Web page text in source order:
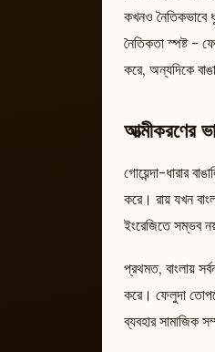
কখনও নৈতিকভাবে
নৈতিকতা স্পষ্ট -
করে, অন্যদিকে
আত্মীকরণের
গোয়েন্দা-ধারার
করে। রায় যখন
ইংরেজিতে সম্ভব
প্রথমত, বাংলায়
করে। ফেলুদা
ব্যবহার সামাজিক